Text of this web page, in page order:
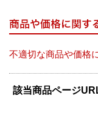
不適切な商品や価格
該当商品ページ